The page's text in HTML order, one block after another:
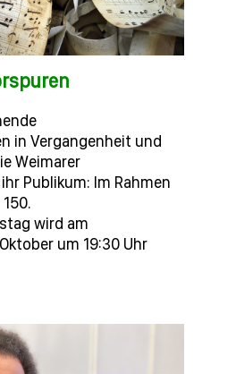
in Vergangenheit und
Weimarer
Publikum: Im Rahmen
wird am
um 19:30 Uhr